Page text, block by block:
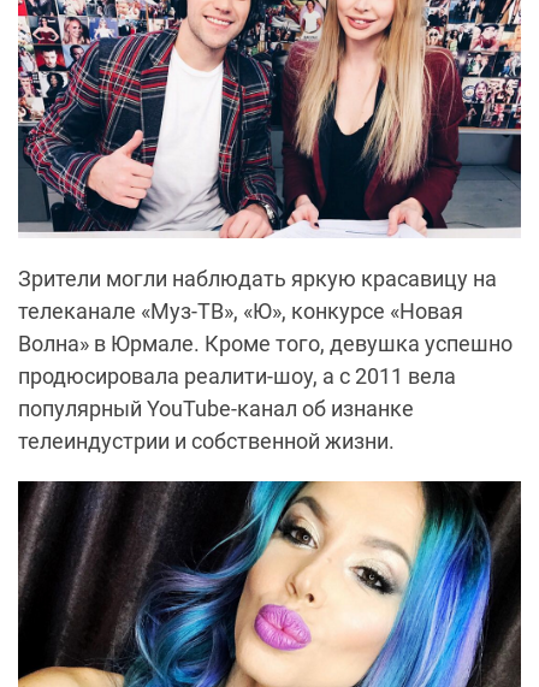
Зрители могли наблюдать яркую красавицу на
телеканале «Муз-ТВ», «Ю», конкурсе «Новая
Волна» в Юрмале. Кроме того, девушка успешно
продюсировала реалити-шоу, а с 2011 вела
популярный YouTube-канал об изнанке
телеиндустрии и собственной жизни.